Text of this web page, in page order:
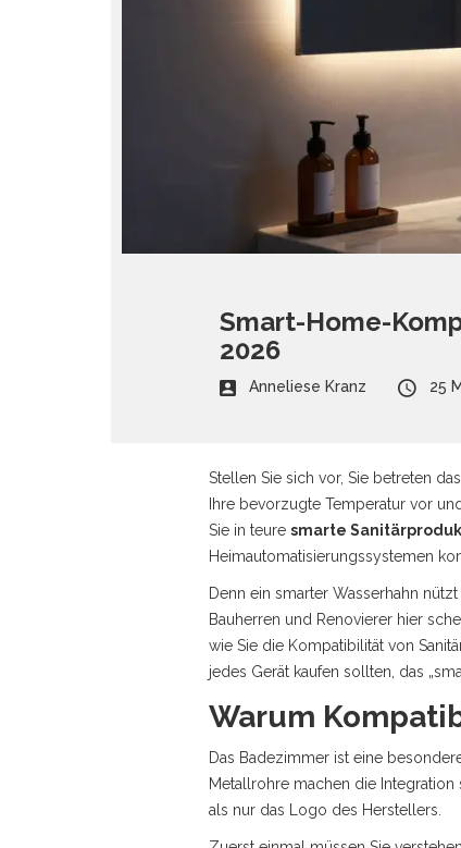
Smart-Home-
2026
Anneliese Kranz 25
Stellen Sie sich vor, Sie betreten
Ihre bevorzugte Temperatur vor
Sie in teure smarte
Heimautomatisierungssystemen
Denn ein smarter Wasserhahn
Bauherren und Renovierer hier
wie Sie die Kompatibilität von
jedes Gerät kaufen sollten, das
Warum
Das Badezimmer ist eine
Metallrohre machen die
als nur das Logo des Herstellers.